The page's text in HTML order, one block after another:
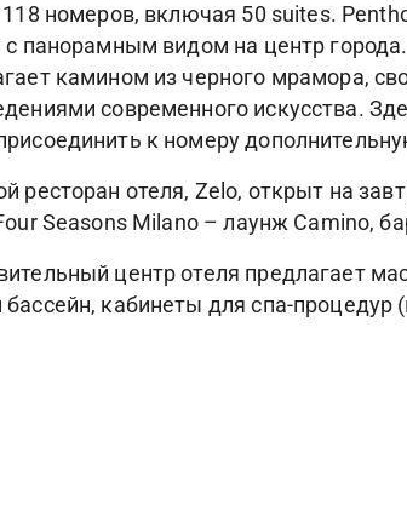
118 номеров, включая 50 suites.
с панорамным видом на центр
камином из черного мрамора,
современного искусства.
к номеру
ресторан отеля, Zelo, открыт на
Seasons Milano – лаунж Camino,
центр отеля предлагает
кабинеты для спа-процедур